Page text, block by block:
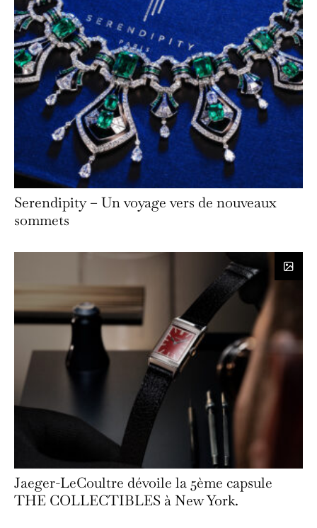
Serendipity – Un voyage vers de nouveaux
sommets
Jaeger-LeCoultre dévoile la 5ème capsule
THE COLLECTIBLES à New York.